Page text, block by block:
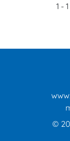
1 -
©